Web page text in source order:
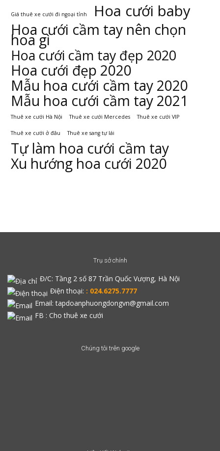
Giá thuê xe cưới đi ngoại tỉnh Hoa cưới baby
Hoa cưới cầm tay nên chọn
hoa gì
Hoa cưới cầm tay đẹp 2020
Hoa cưới đẹp 2020
Mẫu hoa cưới cầm tay 2020
Mẫu hoa cưới cầm tay 2021
Thuê xe cưới Hà Nội Thuê xe cưới Mercedes Thuê xe cưới VIP
Thuê xe cưới ở đâu Thuê xe sang tự lái
Tự làm hoa cưới cầm tay
Xu hướng hoa cưới 2020
Trụ sở chính
Đ/C: Tầng 2 số 87 Trần Quốc Vượng, Hà Nội
Điện thoại: : 024.6275.7777
Email: tapdoanphuongdongvn@gmail.com
FB : Cho thuê xe cưới
Chúng tôi trên google